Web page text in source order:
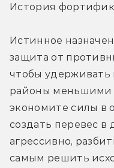
История
Истинное
защита от
чтобы
районы меньшими
экономите силы в
создать перевес в
агрессивно,
самым решить